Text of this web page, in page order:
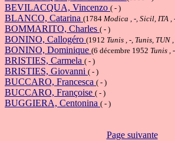
BEVILACQUA, Vincenzo ( - )
BLANCO, Catarina (1784 Modica , -, Sicil, ITA ,
BOMMARITO, Charles ( - )
BONINO, Callogéro (1912 Tunis , -, Tunis, TUN
BONINO, Dominique (6 décembre 1952 Tunis ,
BRISTIES, Carmela ( - )
BRISTIES, Giovanni ( - )
BUCCARO, Francesca ( - )
BUCCARO, Françoise ( - )
BUGGIERA, Centonina ( - )
Page suivante